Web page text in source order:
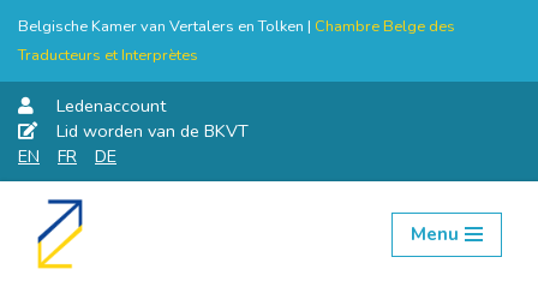
Belgische Kamer van Vertalers en Tolken | Chambre Belge des
Traducteurs et Interprètes
Ledenaccount
Lid worden van de BKVT
EN
FR DE
Skip
Menu